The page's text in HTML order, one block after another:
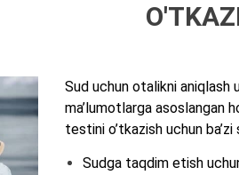
Sud uchun otalikni aniqlash
ma’lumotlarga asoslangan
testini o’tkazish uchun
Sudga taqdim etish